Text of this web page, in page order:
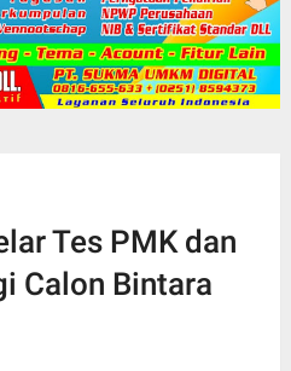
Tes PMK dan
Calon Bintara